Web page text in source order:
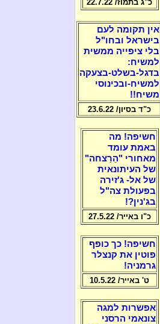
כ"ג בתמוז/ 22.7.22
אין תקומה לעם
בישראל ובחו"ל
בלי ציפייה ממשית
למשיח:
בדגל-בשלט-בצעקה
למשיח-ובכינוסי
משיח!!
כ"ד בסיון/ 23.6.22
חשיפה! מה
באמת עומד
מאחורי "הֵרַצחה"
של העיתונאית
של אל- ג'זירה
בפעולת צה"ל
בג'נין?!
כ"ו באייר/ 27.5.22
חשיפה! כך כופף
פוטין את קנצלר
גרמניה!
ט' באייר/ 10.5.22
אפשרות למגה
צונאמי הרסני